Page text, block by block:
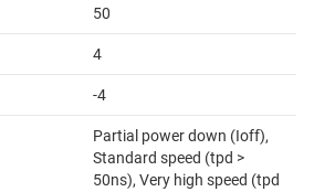
50
4
-4
Partial power down (Ioff),
Standard speed (tpd >
50ns), Very high speed (tpd